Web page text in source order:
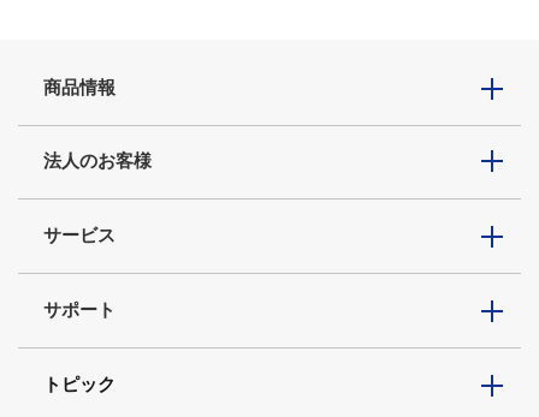
商品情報
法人のお客様
サービス
サポート
トピック